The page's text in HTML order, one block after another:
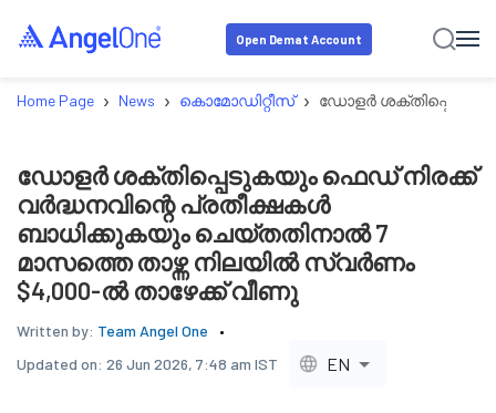
Open Demat Account
Home Page › News › കൊമോഡിറ്റീസ് › ഡോളർ
ഡോളർ ശക്തിപ്പെടുകയും ഫെഡ് നിരക്ക്
വർദ്ധനവിന്റെ പ്രതീക്ഷകൾ
ബാധിക്കുകയും ചെയ്തതിനാൽ 7
മാസത്തെ താഴ്ന്ന നിലയിൽ സ്വർണം
$4,000-ൽ താഴേക്ക് വീണു
Written by: Team Angel One
Updated on: 26 Jun 2026, 7:48 am IST EN